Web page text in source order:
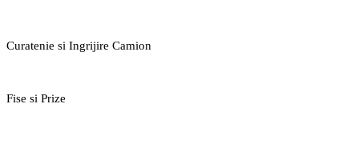
Curatenie si Ingrijire Camion
Fise si Prize